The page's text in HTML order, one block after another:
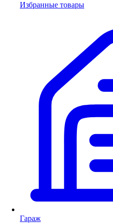
Избранные товары
Гараж